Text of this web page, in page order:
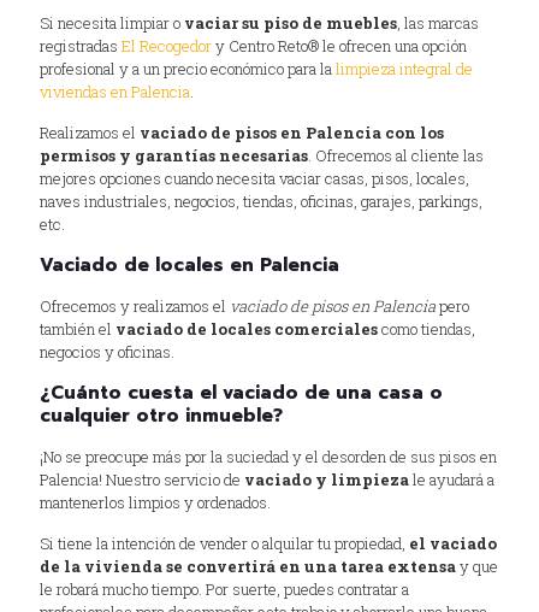
Si necesita limpiar o vaciar su piso de muebles , las marcas
registradas El Recogedory Centro Reto® le ofrecen una opción
profesional y a un precio económico para la limpieza integral de
viviendas en Palencia
Realizamos el vaciado de pisos en Palencia con los
permisos y garantías necesarias . Ofrecemos al cliente las
mejores opciones cuando necesita vaciar casas, pisos, locales,
naves industriales, negocios, tiendas, oficinas, garajes, parkings,
etc.
Vaciado de locales en Palencia
Ofrecemos y realizamos el vaciado de pisos en Palenciapero
también el vaciado de locales comercialescomo tiendas,
negocios y oficinas.
¿Cuánto cuesta el vaciado de una casa o
cualquier otro inmueble?
¡No se preocupe más por la suciedad y el desorden de sus pisos en
Palencia! Nuestro servicio de vaciado y limpiezale ayudará a
mantenerlos limpios y ordenados.
Si tiene la intención de vender o alquilar tu propiedad, el vaciado
de la vivienda se convertirá en una tarea extensay que
le robará mucho tiempo. Por suerte, puedes contratar a